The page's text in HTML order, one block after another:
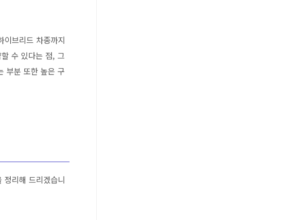
브리드 차종까지
수 있다는 점, 그
부분 또한 높은 구
리해 드리겠습니